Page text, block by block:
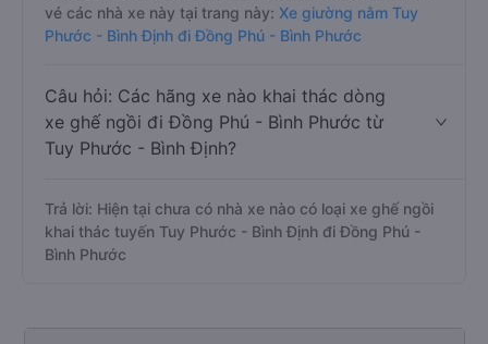
vé các nhà xe này tại trang này: Xe giường nằm Tuy
Phước - Bình Định đi Đồng Phú - Bình Phước
Câu hỏi: Các hãng xe nào khai thác dòng
xe ghế ngồi đi Đồng Phú - Bình Phước từ
Tuy Phước - Bình Định?
Trả lời: Hiện tại chưa có nhà xe nào có loại xe ghế ngồi
khai thác tuyến Tuy Phước - Bình Định đi Đồng Phú -
Bình Phước